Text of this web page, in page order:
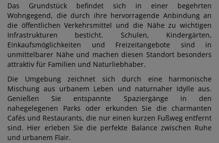
Das Grundstück befindet sich in einer begehrten
Wohngegend, die durch ihre hervorragende Anbindung an
die öffentlichen Verkehrsmittel und die Nähe zu wichtigen
Infrastrukturen besticht. Schulen, Kindergärten,
Einkaufsmöglichkeiten und Freizeitangebote sind in
unmittelbarer Nähe und machen diesen Standort besonders
attraktiv für Familien und Naturliebhaber.
Die Umgebung zeichnet sich durch eine harmonische
Mischung aus urbanem Leben und naturnaher Idylle aus.
Genießen Sie entspannte Spaziergänge in den
nahegelegenen Parks oder erkunden Sie die charmanten
Cafés und Restaurants, die nur einen kurzen Fußweg entfernt
sind. Hier erleben Sie die perfekte Balance zwischen Ruhe
und urbanem Flair.